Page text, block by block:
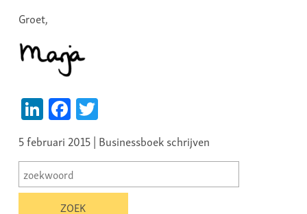
Groet,
LinkedIn
Facebook
Twitter
5 februari 2015 | Businessboek schrijven